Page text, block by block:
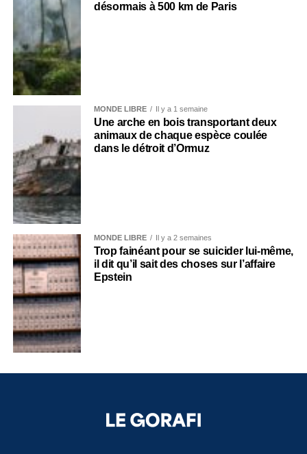
désormais à 500 km de Paris
MONDE LIBRE Il y a 1 semaine
Une arche en bois transportant deux
animaux de chaque espèce coulée
dans le détroit d’Ormuz
MONDE LIBRE Il y a 2 semaines
Trop fainéant pour se suicider lui-même,
il dit qu’il sait des choses sur l’affaire
Epstein